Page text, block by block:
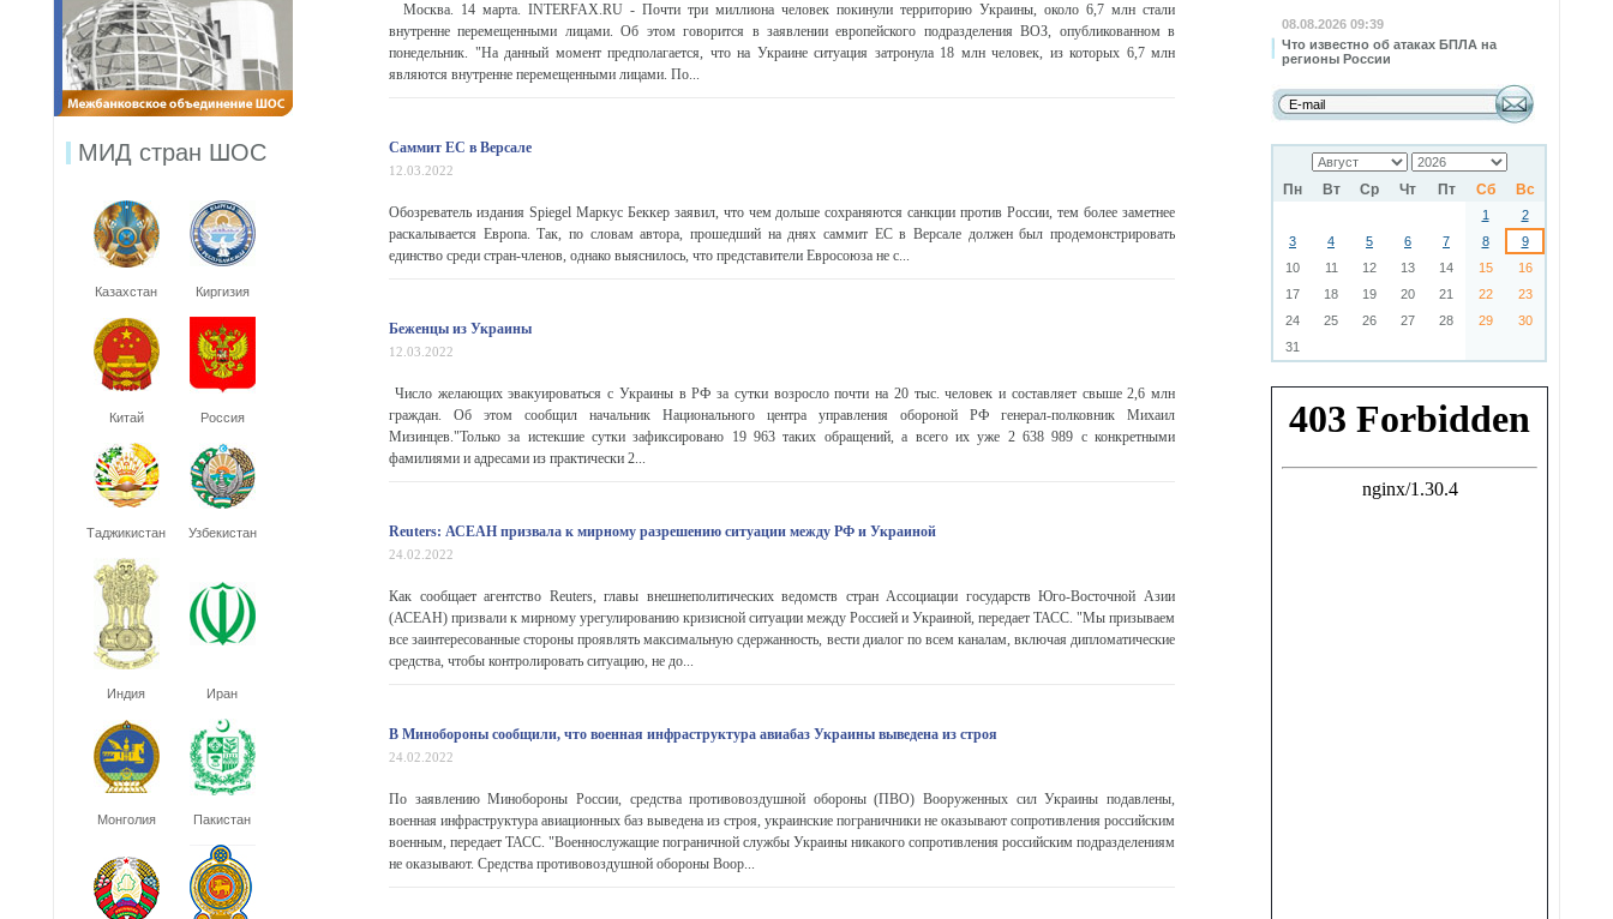
08.08.2026 09:39
Что известно об атаках БПЛА на
регионы России
Пн Вт Ср Чт Пт Сб Вс
1
2
3
4 5 6 7 8
9
10
11 12 13 14 15
16
17
18 19 20 21 22
23
24
25 26 27 28 29
30
31
МИД стран ШОС
Казахстан Киргизия
Китай Россия
Таджикистан Узбекистан
Индия Иран
Монголия Пакистан
Москва. 14 марта. INTERFAX.RU - Почти три миллиона человек покинули территорию Украины, около 6,7 млн стали
внутренне перемещенными лицами. Об этом говорится в заявлении европейского подразделения ВОЗ, опубликованном в
понедельник. "На данный момент предполагается, что на Украине ситуация затронула 18 млн человек, из которых 6,7 млн
являются внутренне перемещенными лицами. По...
Саммит ЕС в Версале
12.03.2022
Обозреватель издания Spiegel Маркус Беккер заявил, что чем дольше сохраняются санкции против России, тем более заметнее
раскалывается Европа. Так, по словам автора, прошедший на днях саммит ЕС в Версале должен был продемонстрировать
единство среди стран-членов, однако выяснилось, что представители Евросоюза не с...
Беженцы из Украины
12.03.2022
Число желающих эвакуироваться с Украины в РФ за сутки возросло почти на 20 тыс. человек и составляет свыше 2,6 млн
граждан. Об этом сообщил начальник Национального центра управления обороной РФ генерал-полковник Михаил
Мизинцев."Только за истекшие сутки зафиксировано 19 963 таких обращений, а всего их уже 2 638 989 с конкретными
фамилиями и адресами из практически 2...
Reuters: АСЕАН призвала к мирному разрешению ситуации между РФ и Украиной
24.02.2022
Как сообщает агентство Reuters, главы внешнеполитических ведомств стран Ассоциации государств Юго-Восточной Азии
(АСЕАН) призвали к мирному урегулированию кризисной ситуации между Россией и Украиной, передает ТАСС. "Мы призываем
все заинтересованные стороны проявлять максимальную сдержанность, вести диалог по всем каналам, включая дипломатические
средства, чтобы контролировать ситуацию, не до...
В Минобороны сообщили, что военная инфраструктура авиабаз Украины выведена из строя
24.02.2022
По заявлению Минобороны России, средства противовоздушной обороны (ПВО) Вооруженных сил Украины подавлены,
военная инфраструктура авиационных баз выведена из строя, украинские пограничники не оказывают сопротивления российским
военным, передает ТАСС. "Военнослужащие пограничной службы Украины никакого сопротивления российским подразделениям
не оказывают. Средства противовоздушной обороны Воор...